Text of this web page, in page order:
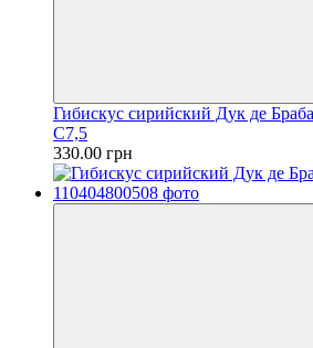
Гибискус сирийский Дук де
C7,5
330.00 грн